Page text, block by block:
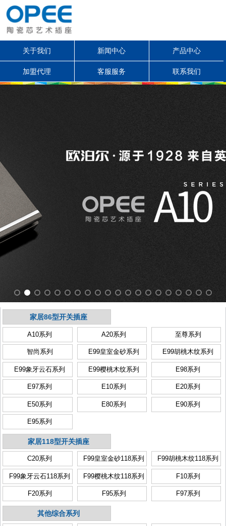
关于我们 新闻中心 产品中心
加盟代理 客服服务 联系我们
家居86型开关插座
A10系列 A20系列 至尊系列
智尚系列 E99皇室金砂系列 E99胡桃木纹系列
E99象牙云石系列 E99樱桃木纹系列 E98系列
E97系列 E10系列 E20系列
E50系列 E80系列 E90系列
E95系列
家居118型开关插座
C20系列 F99皇室金砂118系列 F99胡桃木纹118系列
F99象牙云石118系列 F99樱桃木纹118系列 F10系列
F20系列 F95系列 F97系列
其他综合系列